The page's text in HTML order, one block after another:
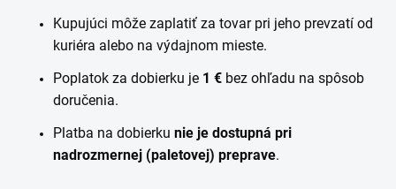
Kupujúci môže zaplatiť za tovar pri jeho prevzatí od
kuriéra alebo na výdajnom mieste.
Poplatok za dobierku je 1 € bez ohľadu na spôsob
doručenia.
Platba na dobierku nie je dostupná pri
nadrozmernej (paletovej) preprave.